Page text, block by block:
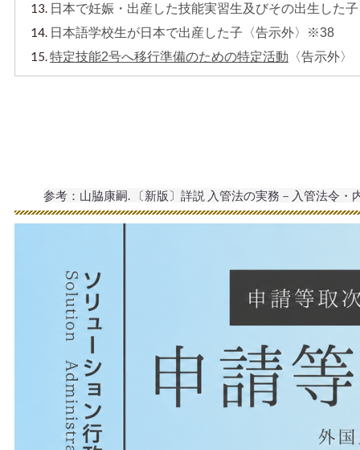
日本で妊娠・出産した技能実習生及びその出生した
日本語学校生が日本で出産した子〈告示外〉※38
特定技能2号へ移行準備のための特定活動 〈告示外〉
参考：山脇康嗣. 〔新版〕詳説 入管法の実務－入管法令